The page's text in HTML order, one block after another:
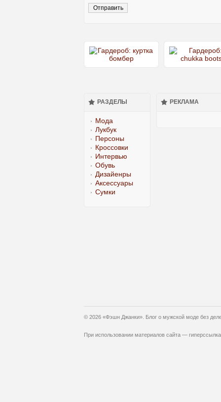
РАЗДЕЛЫ
Мода
Лукбук
Персоны
Кроссовки
Интервью
Обувь
Дизайенры
Аксессуары
Сумки
РЕКЛАМА
© 2026 «Фэшн Джанки». Блог о мужской моде без
При использовании материалов сайта —